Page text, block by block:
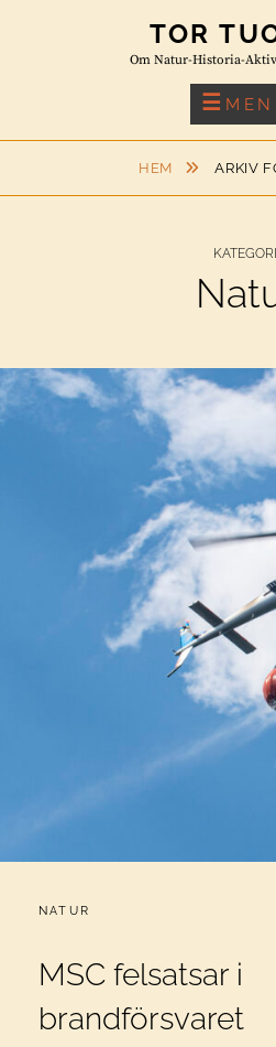
TOR
Om Natur-Historia-
HEM ARKIV
CATEGORIES:
NATUR
MSC felsatsar i
brandförsvaret